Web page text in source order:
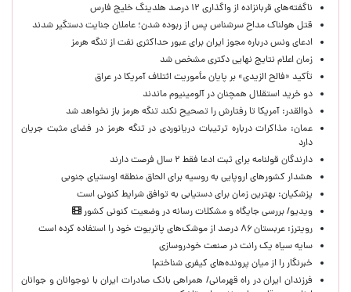
ناگفته‌های قربانزاده از واگذاری ۱۲ درصد هلدینگ خلیج فارس
قتل هولناک مداح سرشناس پس از ربوده شدن؛ عاملان جنایت دستگیر شدند
ادعای ونس درباره مجوز ایران برای عبور حداکثری نفت از تنگه هرمز
زمان اعلام نتایج نهایی دکتری مشخص شد
تأکید «فالح الزیدی» بر پایان مأموریت ائتلاف آمریکا در عراق
دو خرید استقلال همچنان در آلومینیوم ماندند
ذوالقدر: آمریکا تا رفتارش را تصحیح نکند تنگه هرمز باز نخواهد شد
عمان: مذاکرات درباره ترتیبات دریانوردی در تنگه هرمز در فضای مثبت جریان
دارد
دارندگان قولنامه برای ثبت ادعا فقط ۲ سال فرصت دارند
هشدار کشورهای اروپایی به روسیه برای الحاق منطقه اوستیای جنوبی
پزشکیان‌: بهترین زمان برای دستیابی به توافق شرایط کنونی است
ویدیو/ بررسی جایگاه و مشکلات رسانه در وضعیت کنونی کشور
رویترز: عربستان ۸۶ درصد از موشک‌های پاتریوت خود را استفاده کرده است
سایه سیاه یک رانت در صنعت خودروسازی
خبرنگار را از میان پرونده‌های کیفری شناختم!
​فرزندان ایران در راه قهرمانی/ همراهی بانک صادرات ایران با نوجوانان و جوانان